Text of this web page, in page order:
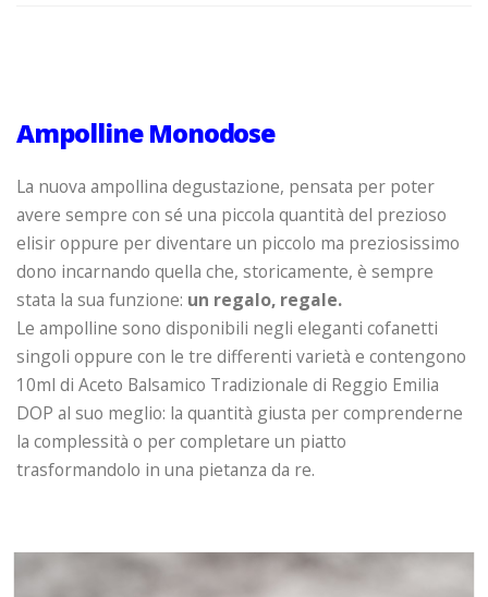
Ampolline Monodose
La nuova ampollina degustazione, pensata per poter
avere sempre con sé una piccola quantità del prezioso
elisir oppure per diventare un piccolo ma preziosissimo
dono incarnando quella che, storicamente, è sempre
stata la sua funzione: un regalo, regale.
Le ampolline sono disponibili negli eleganti cofanetti
singoli oppure con le tre differenti varietà e contengono
10ml di Aceto Balsamico Tradizionale di Reggio Emilia
DOP al suo meglio: la quantità giusta per comprenderne
la complessità o per completare un piatto
trasformandolo in una pietanza da re.